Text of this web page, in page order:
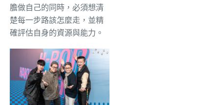
膽做自己的同時，必須想清
楚每一步路該怎麼走，並精
確評估自身的資源與能力。